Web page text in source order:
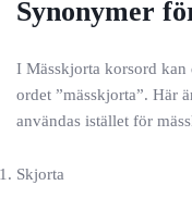
Synonymer
I Mässkjorta korsord
ordet ”mässkjorta”. Här
användas istället för
Skjorta